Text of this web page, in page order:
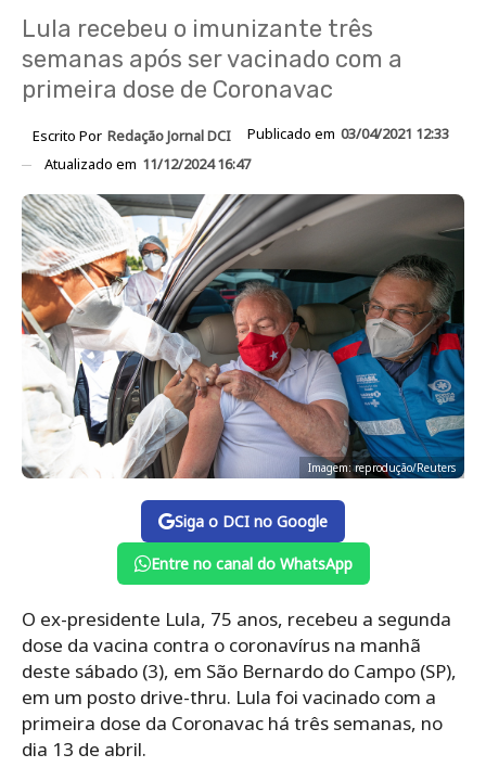
Lula recebeu o imunizante três
semanas após ser vacinado com a
primeira dose de Coronavac
Escrito Por Redação Jornal DCI Publicado em 03/04/2021 12:33
Atualizado em 11/12/2024 16:47
Imagem: reprodução/Reuters
Siga o DCI no Google
Entre no canal do WhatsApp
O ex-presidente Lula, 75 anos, recebeu a segunda
dose da vacina contra o coronavírus na manhã
deste sábado (3), em São Bernardo do Campo (SP),
em um posto drive-thru. Lula foi vacinado com a
primeira dose da Coronavac há três semanas, no
dia 13 de abril.